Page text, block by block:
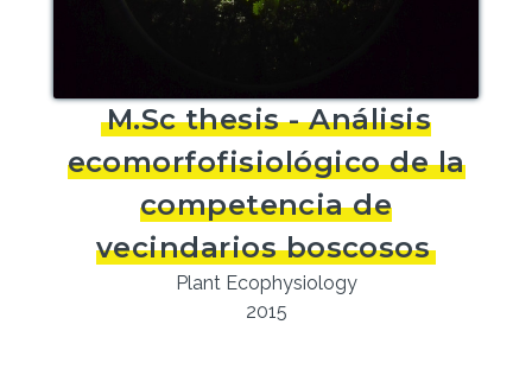
M.Sc thesis - Análisis
ecomorfofisiológico de la
competencia de
vecindarios boscosos
Plant Ecophysiology
2015